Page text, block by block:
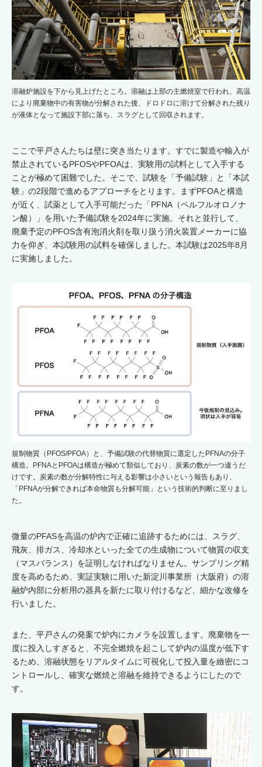
溶融炉施設を下から見上げたところ。溶融は上部の主燃焼室で行われ、高温
により廃棄物中の有害物が分解された後、ドロドロに溶けて分解された残り
が液体となって施設下部に落ち、スラグとして回収されます。
ここで平戸さんたちは壁に突き当たります。すでに製造や輸入が
禁止されているPFOSやPFOAは、実験用の試料として入手する
ことが極めて困難でした。そこで、試験を「予備試験」と「本試
験」の2段階で進めるアプローチをとります。まずPFOAと構造
が近く、試薬として入手可能だった「PFNA（ペルフルオロノナ
ン酸）」を用いた予備試験を2024年に実施。それと並行して、
廃棄予定のPFOS含有泡消火剤を取り扱う消火装置メーカーに協
力を仰ぎ、本試験用の試料を確保しました。本試験は2025年8月
に実施しました。
規制物質（PFOS/PFOA）と、予備試験の代替物質に選定したPFNAの分子
構造。PFNAとPFOAは構造が極めて類似しており、炭素の数が一つ違うだ
けです。炭素の数が分解特性に与える影響は小さいという報告もあり、
「PFNAが分解できれば本命物質も分解可能」という技術的判断に至りまし
た。
微量のPFASを高温の炉内で正確に追跡するためには、スラグ、
飛灰、排ガス、冷却水といった全ての生成物について物質の収支
（マスバランス）を証明しなければなりません。サンプリング精
度を高めるため、実証実験に用いた新淀川事業所（大阪府）の溶
融炉内部に分析用の器具を新たに取り付けるなど、細かな改修を
行いました。
また、平戸さんの発案で炉内にカメラを設置します。廃棄物を一
度に投入しすぎると、不完全燃焼を起こして炉内の温度が低下す
るため、溶融状態をリアルタイムに可視化して投入量を緻密にコ
ントロールし、確実な燃焼と溶融を維持できるようにしたので
す。